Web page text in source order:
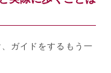
ガイドをするもう一